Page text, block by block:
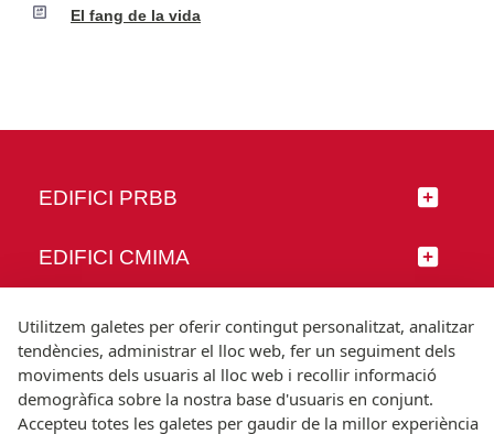
El fang de la vida
EDIFICI PRBB
EDIFICI CMIMA
SEGUEIX-NOS
Utilitzem galetes per oferir contingut personalitzat, analitzar
tendències, administrar el lloc web, fer un seguiment dels
moviments dels usuaris al lloc web i recollir informació
demogràfica sobre la nostra base d'usuaris en conjunt.
Accepteu totes les galetes per gaudir de la millor experiència